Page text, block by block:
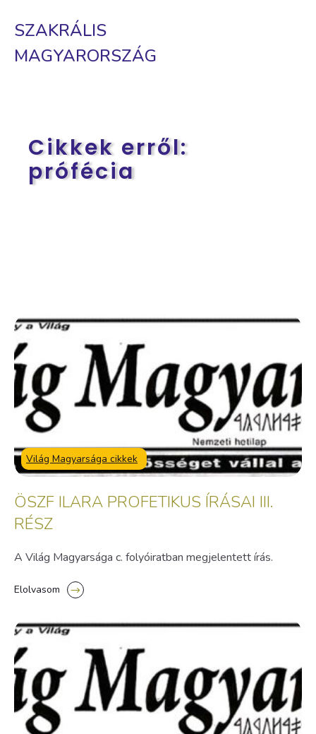
SZAKRÁLIS
MAGYARORSZÁG
Cikkek erről:
prófécia
Világ Magyarsága cikkek
ÖSZF ILARA PROFETIKUS ÍRÁSAI III.
RÉSZ
A Világ Magyarsága c. folyóiratban megjelentett írás.
Elolvasom